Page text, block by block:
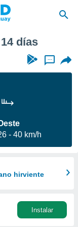
días
...
40 km/h
hirviente
Instalar